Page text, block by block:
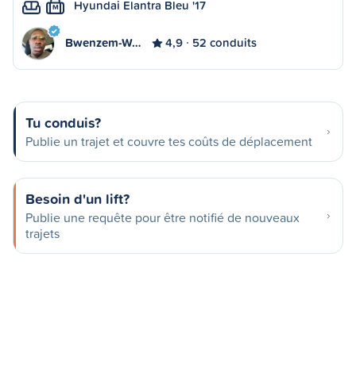
M Hyundai Elantra Bleu '17
Bwenzem-W… 4,9 52 conduits
Tu conduis?
Publie un trajet et couvre tes coûts de déplacement
Besoin d'un lift?
Publie une requête pour être notifié de nouveaux
trajets